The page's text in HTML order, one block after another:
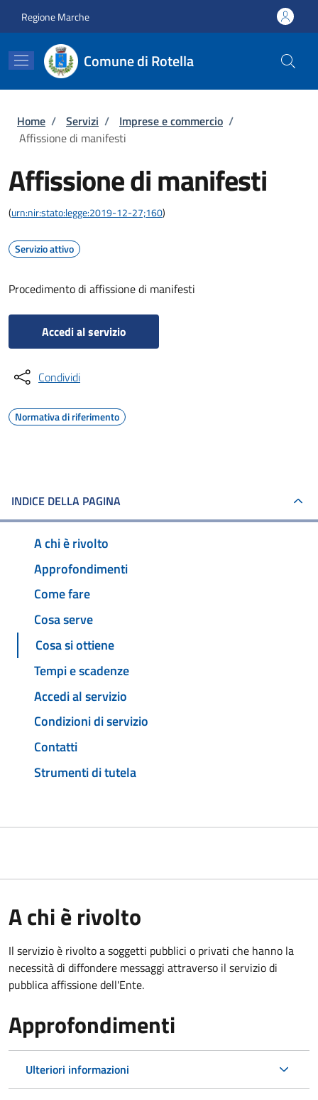
Regione Marche
Comune di Rotella
Briciole di pane
Home / Servizi / Imprese e commercio /
Affissione di manifesti
Affissione di manifesti
(urn:nir:stato:legge:2019-12-27;160)
Servizio attivo
Procedimento di affissione di manifesti
Accedi al servizio
Condividi
Normativa di riferimento
INDICE DELLA PAGINA
A chi è rivolto
Approfondimenti
Come fare
Cosa serve
Cosa si ottiene
Tempi e scadenze
Accedi al servizio
Condizioni di servizio
Contatti
Strumenti di tutela
A chi è rivolto
Il servizio è rivolto a soggetti pubblici o privati che hanno la
necessità di diffondere messaggi attraverso il servizio di
pubblica affissione dell'Ente.
Approfondimenti
Ulteriori informazioni